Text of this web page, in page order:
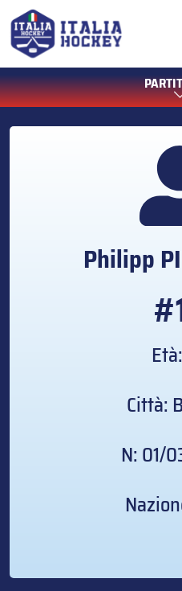
Philipp
Città:
N: 01/